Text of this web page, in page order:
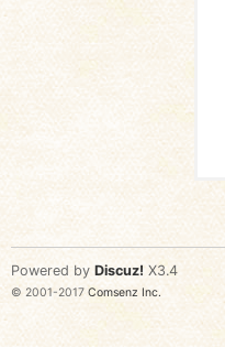
Powered by Discuz! X3.4
© 2001-2017 Comsenz Inc.